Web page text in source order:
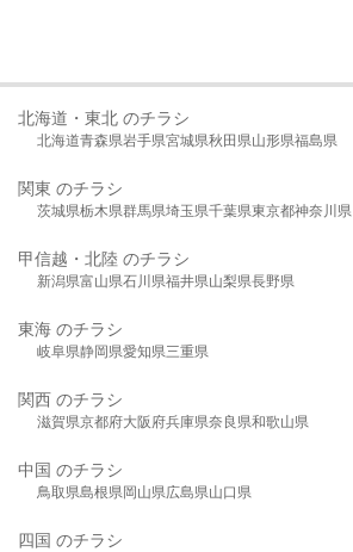
北海道・東北 のチラシ
北海道青森県岩手県宮城県秋田県山形県福島県
関東 のチラシ
茨城県栃木県群馬県埼玉県千葉県東京都神奈川県
甲信越・北陸 のチラシ
新潟県富山県石川県福井県山梨県長野県
東海 のチラシ
岐阜県静岡県愛知県三重県
関西 のチラシ
滋賀県京都府大阪府兵庫県奈良県和歌山県
中国 のチラシ
鳥取県島根県岡山県広島県山口県
四国 のチラシ